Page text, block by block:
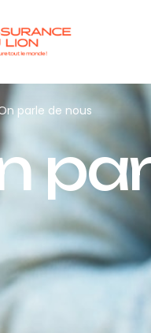
parle de nous